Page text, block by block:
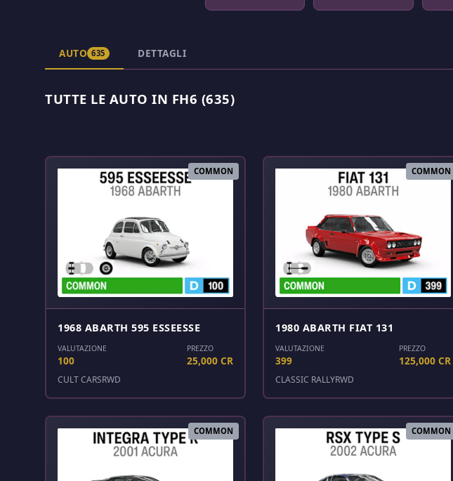
AUTO 635 DETTAGLI
TUTTE LE AUTO IN FH6 (635)
COMMON
1968 ABARTH 595 ESSEESSE
VALUTAZIONE
100
PREZZO
25,000 CR
CULT CARSRWD
COMMON
1980 ABARTH FIAT 131
VALUTAZIONE
399
PREZZO
125,000 CR
CLASSIC RALLYRWD
COMMON COMMON